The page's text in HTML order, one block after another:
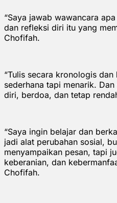
“Saya jawab wawancara
dan refleksi diri itu yang
Chofifah.
“Tulis secara kronologis
sederhana tapi menarik.
diri, berdoa, dan tetap
“Saya ingin belajar dan
jadi alat perubahan sosial,
menyampaikan pesan, tapi
keberanian, dan
Chofifah.